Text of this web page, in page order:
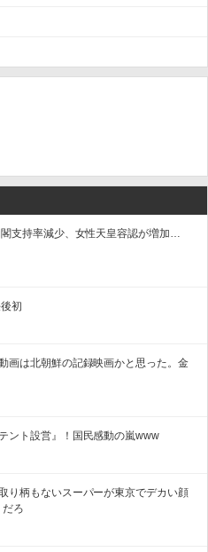
閣支持率減少、女性天皇容認が増加…
初
画は北朝鮮の記録映画かと思った。金
ント設営』！国民感動の嵐www
り柄もないスーパーが東京でデカい顔
だろ